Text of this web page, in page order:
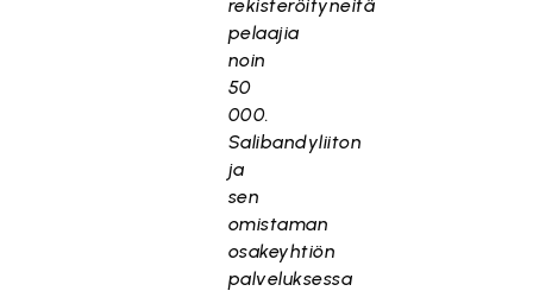
rekisteröityneitä
pelaajia
noin
50
000.
Salibandyliiton
ja
sen
omistaman
osakeyhtiön
palveluksessa